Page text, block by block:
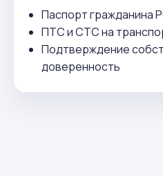
Паспорт гражданина
ПТС и СТС на
Подтверждение
доверенность